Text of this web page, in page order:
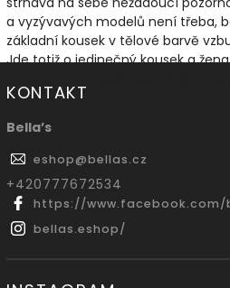
a vyzývavých modelů není třeba,
základní kousek v tělové barvě
Jde totiž o jedinečný kousek a
KONTAKT
Bella’s
eshop@bellas.cz
‭+420777672534
https://www.facebook.com/
bellas.eshop/